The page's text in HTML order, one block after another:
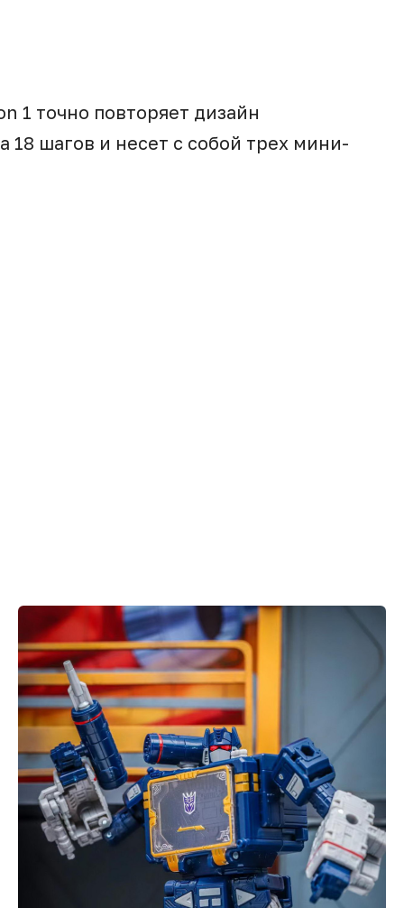
1 точно повторяет дизайн
18 шагов и несет с собой трех мини-